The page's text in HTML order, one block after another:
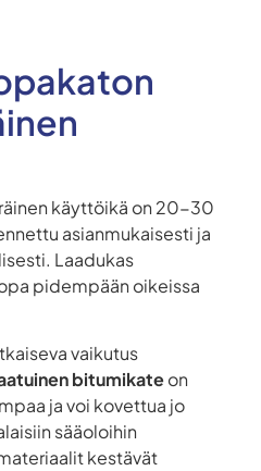
käyttöikä on 20-30
asianmukaisesti ja
Laadukas
pidempään oikeissa
vaikutus
bitumikateon
ja voi kovettua jo
sääoloihin
kestävät